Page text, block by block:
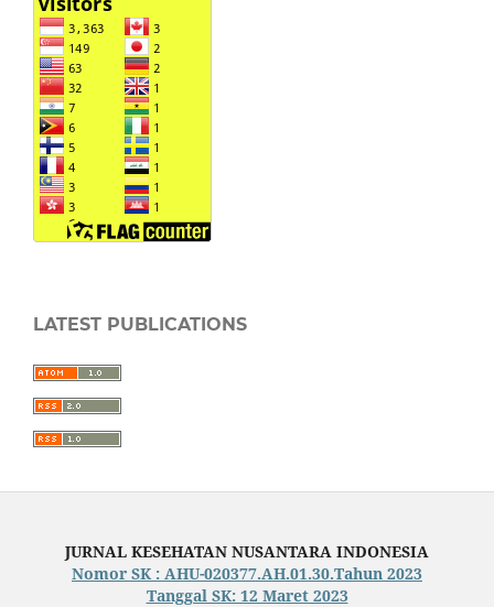
LATEST PUBLICATIONS
JURNAL KESEHATAN NUSANTARA INDONESIA
Nomor SK : AHU-020377.AH.01.30.Tahun 2023
Tanggal SK: 12 Maret 2023